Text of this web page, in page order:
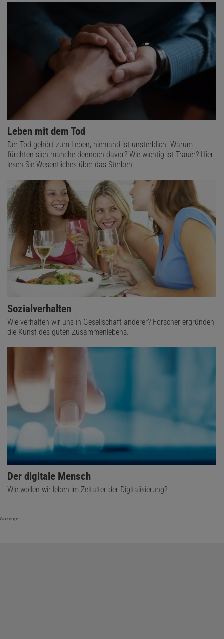
Leben mit dem Tod
Der Tod gehört zum Leben, niemand ist unsterblich. Warum
fürchten sich manche dennoch davor? Wie wichtig ist Trauer? Hier
lesen Sie Wesentliches über das Sterben
Sozialverhalten
Wie verhalten wir uns in Gesellschaft anderer? Forscher ergründen
die Kunst des guten Zusammenlebens.
Der digitale Mensch
Wie wollen wir leben im Zeitalter der Digitalisierung?
Anzeige